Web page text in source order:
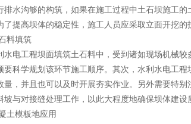
排水沟够的构筑，如果在施工过程中土石坝施工
了提高坝体的稳定性，施工人员应采取立面开挖的
料填筑
水电工程坝面填筑土石料中，受到诸如现场机械
要科学规划该环节施工顺序。其次，水利水电工
量，并且也可以及时开展夯实作业。另外需要特
坡与对接缝处理工作，以此大程度地确保坝体建设
土模板地应用